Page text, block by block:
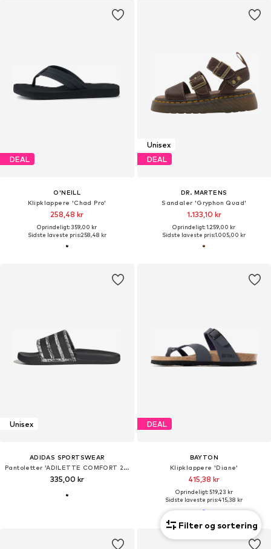
DEAL
O'NEILL
Klipklappere 'Chad Pro'
258,48 kr
Oprindeligt: 359,00 kr
Sidste laveste pris:258,48 kr
Unisex
DEAL
DR. MARTENS
Sandaler 'Gryphon Quad'
1.133,10 kr
Oprindeligt: 1.259,00 kr
Sidste laveste pris:1.005,00 kr
Unisex
ADIDAS SPORTSWEAR
Pantoletter 'ADILETTE COMFORT 2.0'
335,00 kr
DEAL
BAYTON
Klipklappere 'Diane'
415,38 kr
Oprindeligt: 519,23 kr
Sidste laveste pris:415,38 kr
Filter og sortering